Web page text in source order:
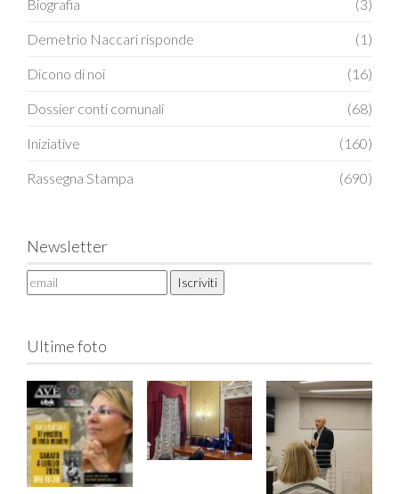
Biografia (3)
Demetrio Naccari risponde (1)
Dicono di noi (16)
Dossier conti comunali (68)
Iniziative (160)
Rassegna Stampa (690)
Newsletter
Ultime foto